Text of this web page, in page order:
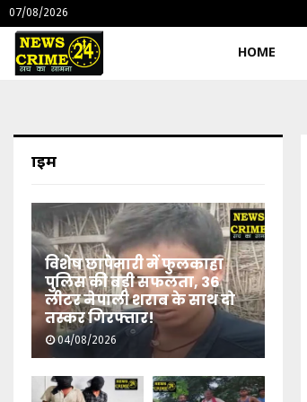
07/08/2026
HOME
क्राइम
विशेष छापेमारी में फुलकाहा
पुलिस की बड़ी सफलता, 36
लीटर नेपाली शराब के साथ दो
तस्कर गिरफ्तार!
04/08/2026